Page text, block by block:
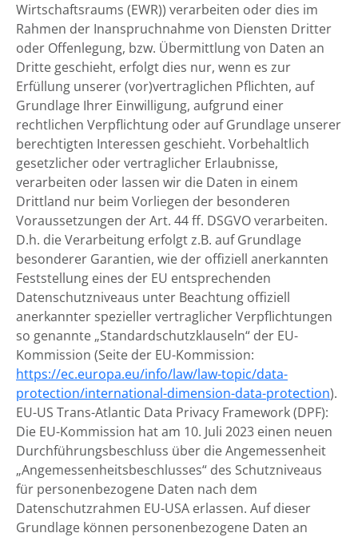
Wirtschaftsraums (EWR)) verarbeiten oder dies im
Rahmen der Inanspruchnahme von Diensten Dritter
oder Offenlegung, bzw. Übermittlung von Daten an
Dritte geschieht, erfolgt dies nur, wenn es zur
Erfüllung unserer (vor)vertraglichen Pflichten, auf
Grundlage Ihrer Einwilligung, aufgrund einer
rechtlichen Verpflichtung oder auf Grundlage unserer
berechtigten Interessen geschieht. Vorbehaltlich
gesetzlicher oder vertraglicher Erlaubnisse,
verarbeiten oder lassen wir die Daten in einem
Drittland nur beim Vorliegen der besonderen
Voraussetzungen der Art. 44 ff. DSGVO verarbeiten.
D.h. die Verarbeitung erfolgt z.B. auf Grundlage
besonderer Garantien, wie der offiziell anerkannten
Feststellung eines der EU entsprechenden
Datenschutzniveaus unter Beachtung offiziell
anerkannter spezieller vertraglicher Verpflichtungen
so genannte „Standardschutzklauseln“ der EU-
Kommission (Seite der EU-Kommission:
https://ec.europa.eu/info/law/law-topic/data-
protection/international-dimension-data-protection).
EU-US Trans-Atlantic Data Privacy Framework (DPF):
Die EU-Kommission hat am 10. Juli 2023 einen neuen
Durchführungsbeschluss über die Angemessenheit
„Angemessenheitsbeschlusses“ des Schutzniveaus
für personenbezogene Daten nach dem
Datenschutzrahmen EU-USA erlassen. Auf dieser
Grundlage können personenbezogene Daten an